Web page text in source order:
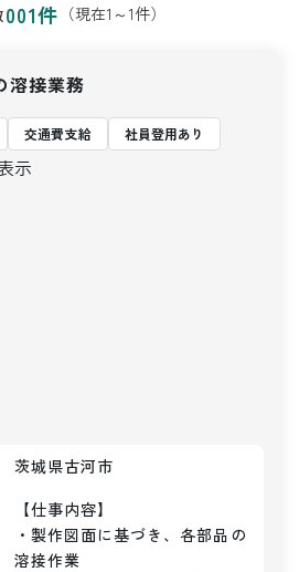
001件 （現在1 ～1件）
溶接業務
交通費支給
社員登用あり
示
茨城県古河市
【仕事内容】
・製作図面に基づき、各部品の
溶接作業